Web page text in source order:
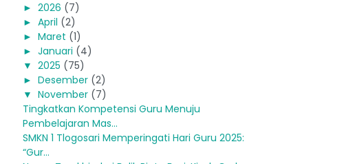
► 2026 (7)
► April (2)
► Maret (1)
► Januari (4)
▼ 2025 (75)
► Desember (2)
▼ November (7)
Tingkatkan Kompetensi Guru Menuju
Pembelajaran Mas...
SMKN 1 Tlogosari Memperingati Hari Guru 2025:
“Gur...